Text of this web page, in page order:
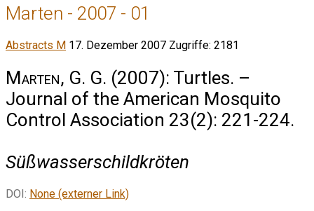
Marten - 2007 - 01
Abstracts M 17. Dezember 2007 Zugriffe: 2181
Marten, G. G. (2007): Turtles. –
Journal of the American Mosquito
Control Association 23(2): 221-224.
Süßwasserschildkröten
DOI: None (externer Link)